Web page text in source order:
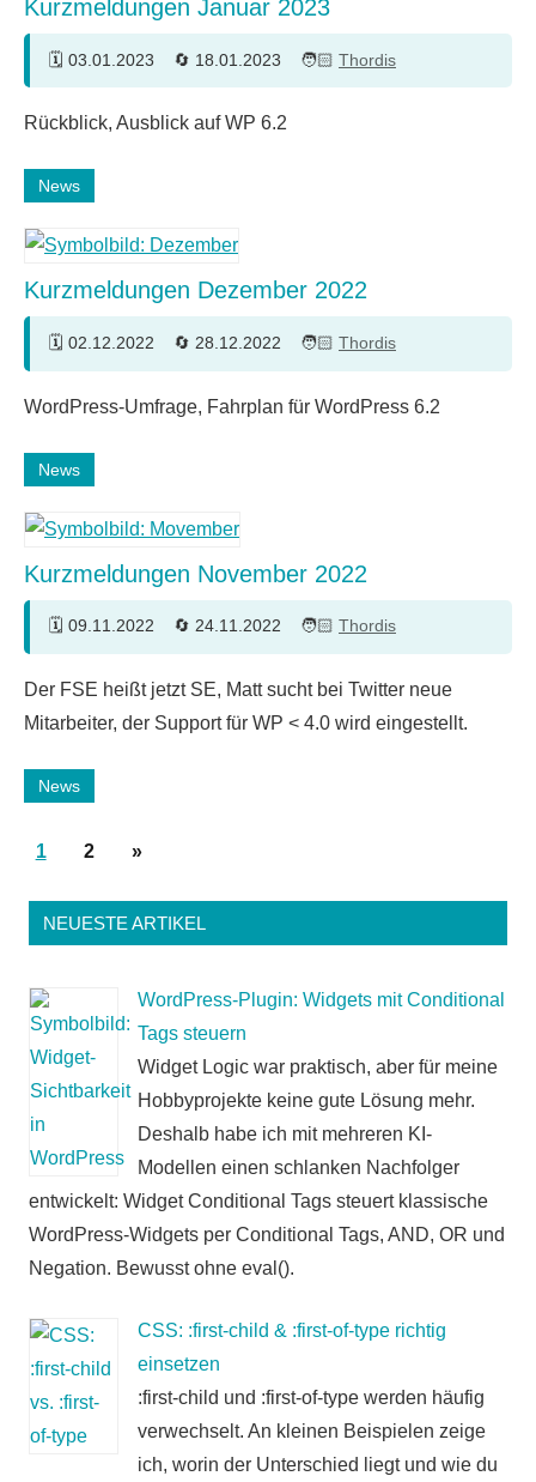
Kurzmeldungen Januar 2023
03.01.2023 18.01.2023 Thordis
Rückblick, Ausblick auf WP 6.2
News
Kurzmeldungen Dezember 2022
02.12.2022 28.12.2022 Thordis
WordPress-Umfrage, Fahrplan für WordPress 6.2
News
Kurzmeldungen November 2022
09.11.2022 24.11.2022 Thordis
Der FSE heißt jetzt SE, Matt sucht bei Twitter neue
Mitarbeiter, der Support für WP < 4.0 wird eingestellt.
News
Seitennummerierung
Beiträge
1 2
Nächste
»
NEUESTE ARTIKEL
WordPress-Plugin: Widgets mit Conditional
Tags steuern
Widget Logic war praktisch, aber für meine
Hobbyprojekte keine gute Lösung mehr.
Deshalb habe ich mit mehreren KI-
Modellen einen schlanken Nachfolger
entwickelt: Widget Conditional Tags steuert klassische
WordPress-Widgets per Conditional Tags, AND, OR und
Negation. Bewusst ohne eval().
CSS: :first-child & :first-of-type richtig
einsetzen
:first-child und :first-of-type werden häufig
verwechselt. An kleinen Beispielen zeige
ich, worin der Unterschied liegt und wie du